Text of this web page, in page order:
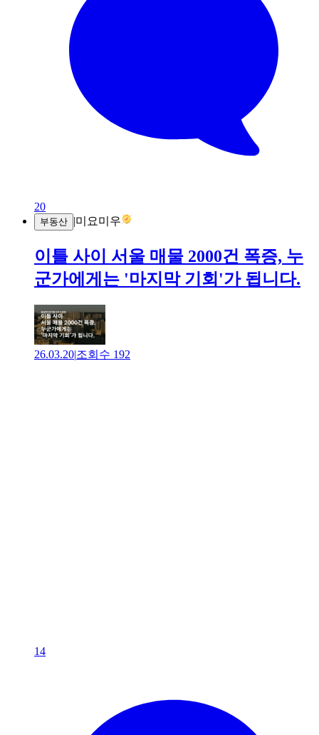
20
부동산 |미요미우
이틀 사이 서울 매물 2000건 폭증, 누
군가에게는 '마지막 기회'가 됩니다.
26.03.20|조회수 192
14